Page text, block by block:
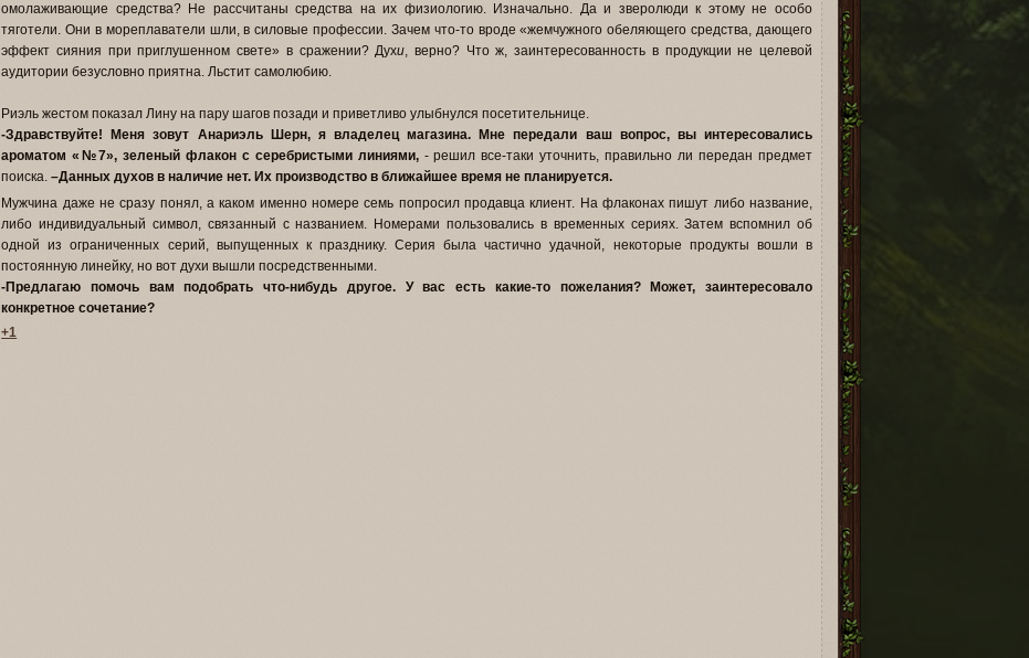
омолаживающие средства? Не рассчитаны средства на их физиологию. Изначально. Да и зверолюди к этому не особо
тяготели. Они в мореплаватели шли, в силовые профессии. Зачем что-то вроде «жемчужного обеляющего средства, дающего
эффект сияния при приглушенном свете» в сражении? Духи, верно? Что ж, заинтересованность в продукции не целевой
аудитории безусловно приятна. Льстит самолюбию.
Риэль жестом показал Лину на пару шагов позади и приветливо улыбнулся посетительнице.
-Здравствуйте! Меня зовут Анариэль Шерн, я владелец магазина. Мне передали ваш вопрос, вы интересовались
ароматом «№7», зеленый флакон с серебристыми линиями,- решил все-таки уточнить, правильно ли передан предмет
поиска.–Данных духов в наличие нет. Их производство в ближайшее время не планируется.
Мужчина даже не сразу понял, а каком именно номере семь попросил продавца клиент. На флаконах пишут либо название,
либо индивидуальный символ, связанный с названием. Номерами пользовались в временных сериях. Затем вспомнил об
одной из ограниченных серий, выпущенных к празднику. Серия была частично удачной, некоторые продукты вошли в
постоянную линейку, но вот духи вышли посредственными.
-Предлагаю помочь вам подобрать что-нибудь другое. У вас есть какие-то пожелания? Может, заинтересовало
конкретное сочетание?
+1